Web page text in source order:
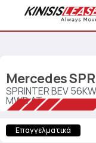
Mercedes
SPRINTER BEV
MWB AT
Επαγγελματικά